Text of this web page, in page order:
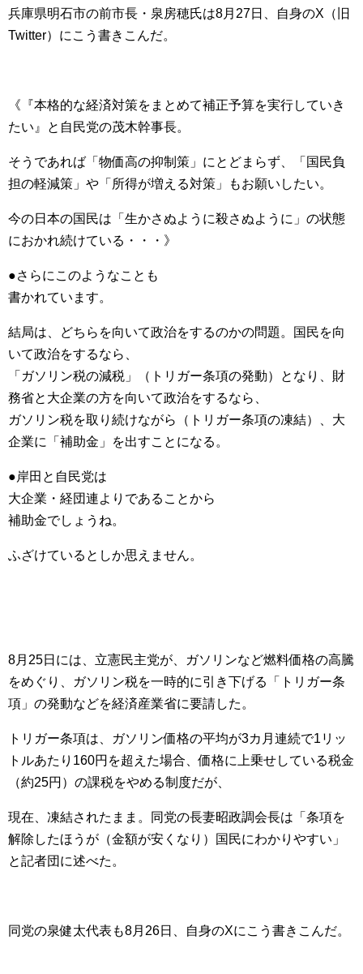
兵庫県明石市の前市長・泉房穂氏は8月27日、自身のX（旧
Twitter）にこう書きこんだ。
《『本格的な経済対策をまとめて補正予算を実行していき
たい』と自民党の茂木幹事長。
そうであれば「物価高の抑制策」にとどまらず、「国民負
担の軽減策」や「所得が増える対策」もお願いしたい。
今の日本の国民は「生かさぬように殺さぬように」の状態
におかれ続けている・・・》
●さらにこのようなことも
書かれています。
結局は、どちらを向いて政治をするのかの問題。国民を向
いて政治をするなら、
「ガソリン税の減税」（トリガー条項の発動）となり、財
務省と大企業の方を向いて政治をするなら、
ガソリン税を取り続けながら（トリガー条項の凍結）、大
企業に「補助金」を出すことになる。
●岸田と自民党は
大企業・経団連よりであることから
補助金でしょうね。
ふざけているとしか思えません。
8月25日には、立憲民主党が、ガソリンなど燃料価格の高騰
をめぐり、ガソリン税を一時的に引き下げる「トリガー条
項」の発動などを経済産業省に要請した。
トリガー条項は、ガソリン価格の平均が3カ月連続で1リッ
トルあたり160円を超えた場合、価格に上乗せしている税金
（約25円）の課税をやめる制度だが、
現在、凍結されたまま。同党の長妻昭政調会長は「条項を
解除したほうが（金額が安くなり）国民にわかりやすい」
と記者団に述べた。
同党の泉健太代表も8月26日、自身のXにこう書きこんだ。